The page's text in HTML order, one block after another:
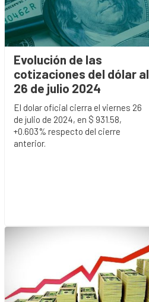
Evolución de las
cotizaciones del dólar al
26 de julio 2024
El dolar oficial cierra el viernes 26
de julio de 2024, en $ 931.58,
+0.603% respecto del cierre
anterior.